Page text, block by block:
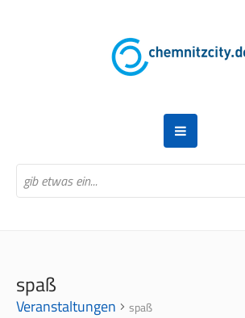
spaß
Veranstaltungen spaß